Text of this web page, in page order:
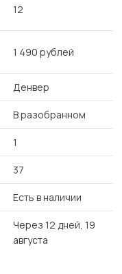
12
1 490 рублей
Денвер
В разобранном
1
37
Есть в наличии
Через 12 дней, 19
августа